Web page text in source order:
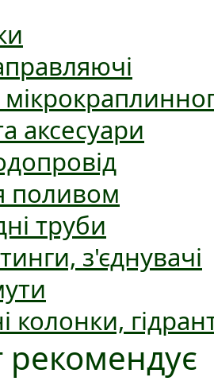
аксесуари
поливом
труби
з'єднувачі
колонки,